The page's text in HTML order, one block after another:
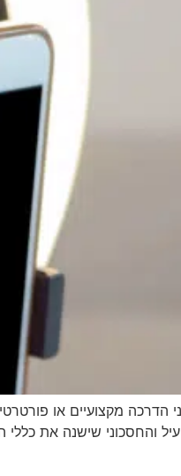
הדרכה מקצועיים או
והחסכוני שישנה את כללי